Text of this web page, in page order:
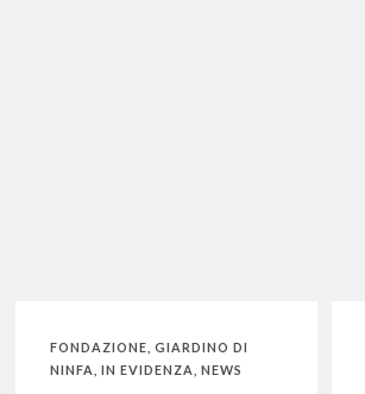
FONDAZIONE GIARDINO DI
NINFA
IN EVIDENZA NEWS